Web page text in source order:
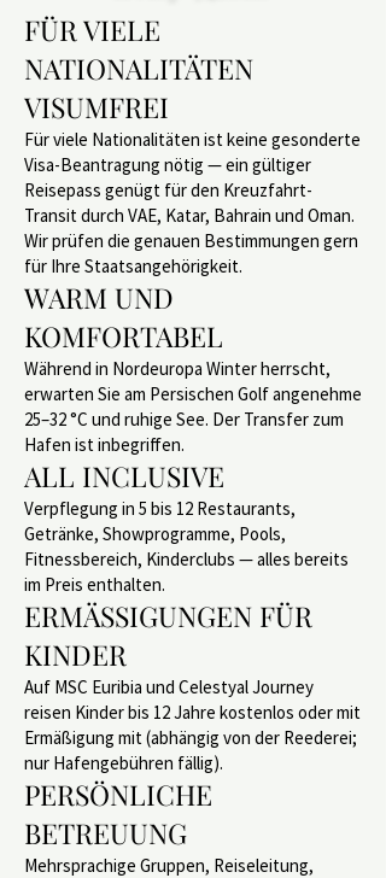
FÜR VIELE
NATIONALITÄTEN
VISUMFREI
Für viele Nationalitäten ist keine gesonderte
Visa-Beantragung nötig — ein gültiger
Reisepass genügt für den Kreuzfahrt-
Transit durch VAE, Katar, Bahrain und Oman.
Wir prüfen die genauen Bestimmungen gern
für Ihre Staatsangehörigkeit.
WARM UND
KOMFORTABEL
Während in Nordeuropa Winter herrscht,
erwarten Sie am Persischen Golf angenehme
25–32 °C und ruhige See. Der Transfer zum
Hafen ist inbegriffen.
ALL INCLUSIVE
Verpflegung in 5 bis 12 Restaurants,
Getränke, Showprogramme, Pools,
Fitnessbereich, Kinderclubs — alles bereits
im Preis enthalten.
ERMÄSSIGUNGEN FÜR
KINDER
Auf MSC Euribia und Celestyal Journey
reisen Kinder bis 12 Jahre kostenlos oder mit
Ermäßigung mit (abhängig von der Reederei;
nur Hafengebühren fällig).
PERSÖNLICHE
BETREUUNG
Mehrsprachige Gruppen, Reiseleitung,